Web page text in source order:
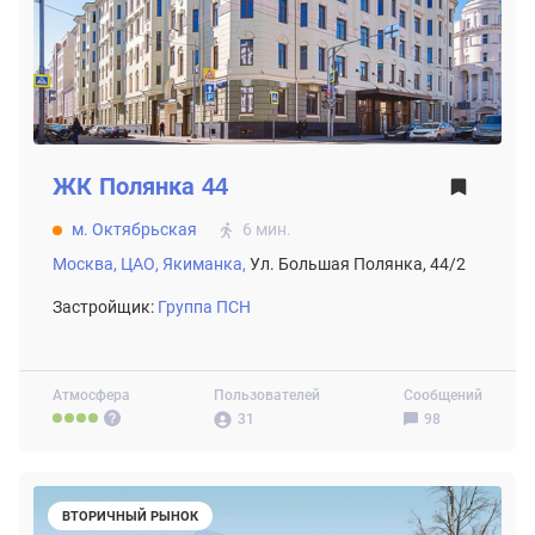
Атмосфера
Пользователей
31
Сообщений
98
ЖК Полянка 44
м. Октябрьская
6 мин.
Москва, ЦАО, Якиманка, Ул. Большая Полянка, 44/2
Застройщик: Группа ПСН
ВТОРИЧНЫЙ РЫНОК